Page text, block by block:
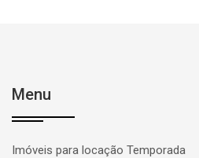
Menu
Imóveis para locação Temporada